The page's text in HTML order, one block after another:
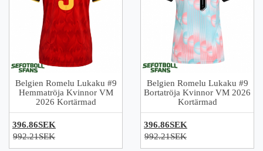
Belgien Romelu Lukaku #9
Hemmatröja Kvinnor VM
2026 Kortärmad
396.86SEK
992.21SEK
Belgien Romelu Lukaku #9
Bortatröja Kvinnor VM 2026
Kortärmad
396.86SEK
992.21SEK